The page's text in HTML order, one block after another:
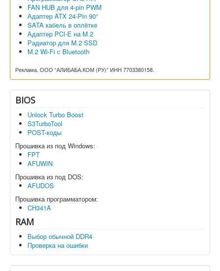
FAN HUB для 4-pin PWM
Адаптер ATX 24-Pin 90°
SATA кабель в оплётке
Адаптер PCI-E на M.2
Радиатор для M.2 SSD
M.2 Wi-Fi с Bluetooth
Реклама. ООО “АЛИБАБА.КОМ (РУ)” ИНН 7703380158.
BIOS
Unlock Turbo Boost
S3TurboTool
POST-коды
Прошивка из под Windows:
FPT
AFUWIN
Прошивка из под DOS:
AFUDOS
Прошивка программатором:
CH341A
RAM
Выбор обычной DDR4
Проверка на ошибки